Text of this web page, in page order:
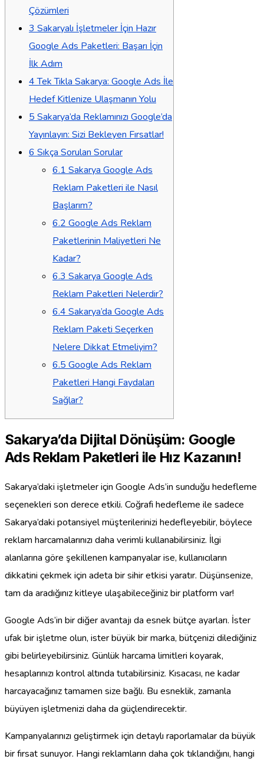
Çözümleri
3 Sakaryalı İşletmeler İçin Hazır
Google Ads Paketleri: Başarı İçin
İlk Adım
4Tek Tıkla Sakarya: Google Ads İle
Hedef Kitlenize Ulaşmanın Yolu
5 Sakarya’da Reklamınızı Google’da
Yayınlayın: Sizi Bekleyen Fırsatlar!
6 Sıkça Sorulan Sorular
6.1 Sakarya Google Ads
Reklam Paketleri ile Nasıl
Başlarım?
6.2 Google Ads Reklam
Paketlerinin Maliyetleri Ne
Kadar?
6.3 Sakarya Google Ads
Reklam Paketleri Nelerdir?
6.4 Sakarya’da Google Ads
Reklam Paketi Seçerken
Nelere Dikkat Etmeliyim?
6.5 Google Ads Reklam
Paketleri Hangi Faydaları
Sağlar?
Sakarya’da Dijital Dönüşüm: Google
Ads Reklam Paketleri ile Hız Kazanın!
Sakarya’daki işletmeler için Google Ads’in sunduğu hedefleme
seçenekleri son derece etkili. Coğrafi hedefleme ile sadece
Sakarya’daki potansiyel müşterilerinizi hedefleyebilir, böylece
reklam harcamalarınızı daha verimli kullanabilirsiniz. İlgi
alanlarına göre şekillenen kampanyalar ise, kullanıcıların
dikkatini çekmek için adeta bir sihir etkisi yaratır. Düşünsenize,
tam da aradığınız kitleye ulaşabileceğiniz bir platform var!
Google Ads’in bir diğer avantajı da esnek bütçe ayarları. İster
ufak bir işletme olun, ister büyük bir marka, bütçenizi dilediğiniz
gibi belirleyebilirsiniz. Günlük harcama limitleri koyarak,
hesaplarınızı kontrol altında tutabilirsiniz. Kısacası, ne kadar
harcayacağınız tamamen size bağlı. Bu esneklik, zamanla
büyüyen işletmenizi daha da güçlendirecektir.
Kampanyalarınızı geliştirmek için detaylı raporlamalar da büyük
bir fırsat sunuyor. Hangi reklamların daha çok tıklandığını, hangi